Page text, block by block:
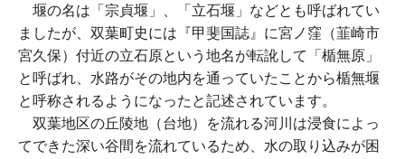
堰の名は「宗貞堰」、「立石堰」などとも呼ばれてい
ましたが、双葉町史には『甲斐国誌』に宮ノ窪（韮崎市
宮久保）付近の立石原という地名が転訛して「楯無原」
と呼ばれ、水路がその地内を通っていたことから楯無堰
と呼称されるようになったと記述されています。
双葉地区の丘陵地（台地）を流れる河川は浸食によっ
てできた深い谷間を流れているため、水の取り込みが困